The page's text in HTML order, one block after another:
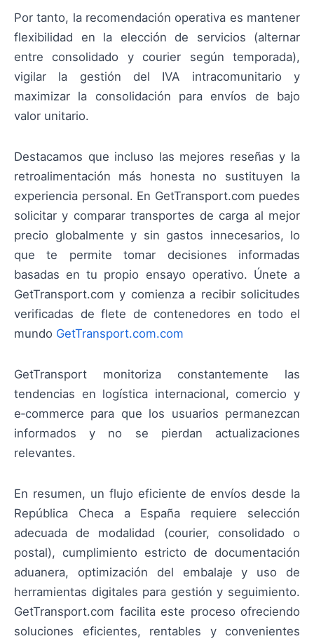
Por tanto, la recomendación operativa es mantener
flexibilidad en la elección de servicios (alternar
entre consolidado y courier según temporada),
vigilar la gestión del IVA intracomunitario y
maximizar la consolidación para envíos de bajo
valor unitario.
Destacamos que incluso las mejores reseñas y la
retroalimentación más honesta no sustituyen la
experiencia personal. En GetTransport.com puedes
solicitar y comparar transportes de carga al mejor
precio globalmente y sin gastos innecesarios, lo
que te permite tomar decisiones informadas
basadas en tu propio ensayo operativo. Únete a
GetTransport.com y comienza a recibir solicitudes
verificadas de flete de contenedores en todo el
mundo GetTransport.com.com
GetTransport monitoriza constantemente las
tendencias en logística internacional, comercio y
e‑commerce para que los usuarios permanezcan
informados y no se pierdan actualizaciones
relevantes.
En resumen, un flujo eficiente de envíos desde la
República Checa a España requiere selección
adecuada de modalidad (courier, consolidado o
postal), cumplimiento estricto de documentación
aduanera, optimización del embalaje y uso de
herramientas digitales para gestión y seguimiento.
GetTransport.com facilita este proceso ofreciendo
soluciones eficientes, rentables y convenientes